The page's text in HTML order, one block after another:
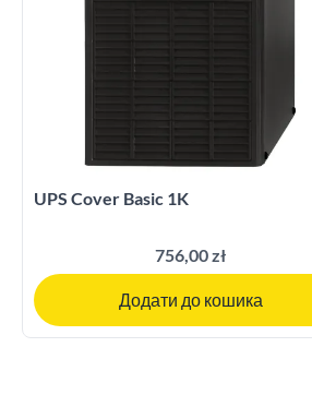
UPS Cover Basic 1K
756,00 zł
Додати до кошика